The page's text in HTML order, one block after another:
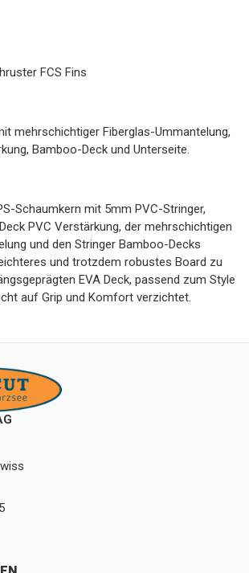
FCS Fins
mehrschichtiger Fiberglas-Ummantelung,
Bamboo-Deck und Unterseite.
Schaumkern mit 5mm PVC-Stringer,
PVC Verstärkung, der mehrschichtigen
und den Stringer Bamboo-Decks
und trotzdem robustes Board zu
EVA Deck, passend zum Style
auf Grip und Komfort verzichtet.